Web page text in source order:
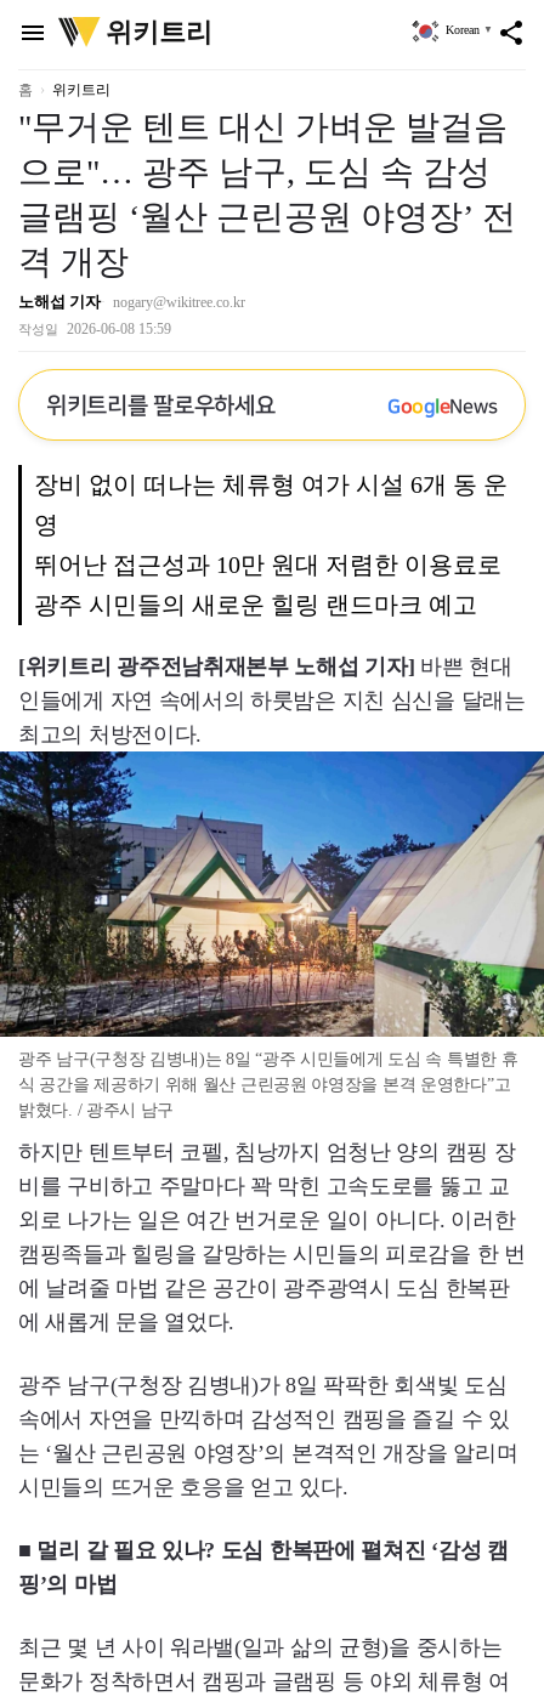
menu
위
키
리
위키트리 share
Korean ▼
홈 위키트리
"무거운 텐트 대신 가벼운 발걸음
으로"… 광주 남구, 도심 속 감성
글램핑 ‘월산 근린공원 야영장’ 전
격 개장
노해섭 기자 nogary@wikitree.co.kr
작성일 2026-06-08 15:59
위키트리를 팔로우하세요 GoogleNews
장비 없이 떠나는 체류형 여가 시설 6개 동 운
영
뛰어난 접근성과 10만 원대 저렴한 이용료로
광주 시민들의 새로운 힐링 랜드마크 예고
[위키트리 광주전남취재본부 노해섭 기자] 바쁜 현대
인들에게 자연 속에서의 하룻밤은 지친 심신을 달래는
최고의 처방전이다.
광주 남구(구청장 김병내)는 8일 “광주 시민들에게 도심 속 특별한 휴
식 공간을 제공하기 위해 월산 근린공원 야영장을 본격 운영한다”고
밝혔다. / 광주시 남구
하지만 텐트부터 코펠, 침낭까지 엄청난 양의 캠핑 장
비를 구비하고 주말마다 꽉 막힌 고속도로를 뚫고 교
외로 나가는 일은 여간 번거로운 일이 아니다. 이러한
캠핑족들과 힐링을 갈망하는 시민들의 피로감을 한 번
에 날려줄 마법 같은 공간이 광주광역시 도심 한복판
에 새롭게 문을 열었다.
광주 남구(구청장 김병내)가 8일 팍팍한 회색빛 도심
속에서 자연을 만끽하며 감성적인 캠핑을 즐길 수 있
는 ‘월산 근린공원 야영장’의 본격적인 개장을 알리며
시민들의 뜨거운 호응을 얻고 있다.
■ 멀리 갈 필요 있나? 도심 한복판에 펼쳐진 ‘감성 캠
핑’의 마법
최근 몇 년 사이 워라밸(일과 삶의 균형)을 중시하는
문화가 정착하면서 캠핑과 글램핑 등 야외 체류형 여